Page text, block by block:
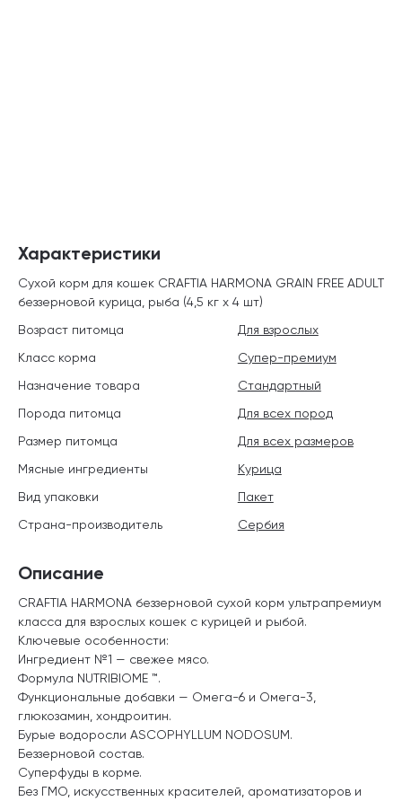
Описание
CRAFTIA HARMONA беззерновой сухой корм ультрапремиум
класса для взрослых кошек с курицей и рыбой.
Ключевые особенности:
Ингредиент №1 — свежее мясо.
Формула NUTRIBIOME ™.
Функциональные добавки — Омега-6 и Омега-3,
глюкозамин, хондроитин.
Бурые водоросли ASCOPHYLLUM NODOSUM.
Беззерновой состав.
Суперфуды в корме.
Без ГМО, искусственных красителей, ароматизаторов и
Характеристики
Сухой корм для кошек CRAFTIA HARMONA GRAIN FREE ADULT
беззерновой курица, рыба (4,5 кг х 4 шт)
Возраст питомца
Для взрослых
Класс корма
Супер-премиум
Назначение товара
Стандартный
Порода питомца
Для всех пород
Размер питомца
Для всех размеров
Мясные ингредиенты
Курица
Вид упаковки
Пакет
Страна-производитель
Сербия